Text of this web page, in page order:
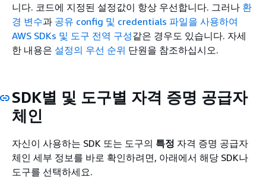
니다. 코드에 지정된 설정값이 항상 우선합니다. 그러나 환
경 변수과 공유 config 및 credentials 파일을 사용하여
AWS SDKs 및 도구 전역 구성같은 경우도 있습니다. 자세
한 내용은 설정의 우선 순위 단원을 참조하십시오.
SDK별 및 도구별 자격 증명 공급자
체인
자신이 사용하는 SDK 또는 도구의 특정 자격 증명 공급자
체인 세부 정보를 바로 확인하려면, 아래에서 해당 SDK나
도구를 선택하세요.